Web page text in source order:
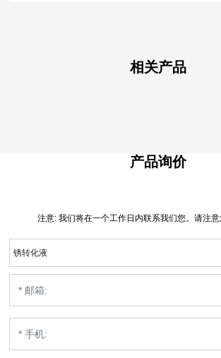
相关产品
产品询价
注意: 我们将在一个工作日内联系我们您。请注意
锈转化液